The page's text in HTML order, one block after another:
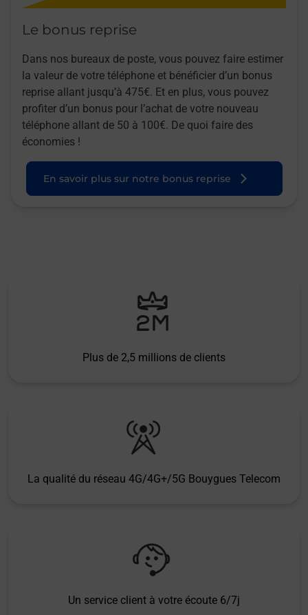
Le bonus reprise
Dans nos bureaux de poste, vous pouvez faire estimer
la valeur de votre téléphone et bénéficier d’un bonus
reprise allant jusqu’à 475€. Et en plus, vous pouvez
profiter d’un bonus pour l’achat de votre nouveau
téléphone allant de 50 à 100€. De quoi faire des
économies !
En savoir plus sur notre bonus reprise
Plus de 2,5 millions de clients
La qualité du réseau 4G/4G+/5G Bouygues Telecom
Un service client à votre écoute 6/7j